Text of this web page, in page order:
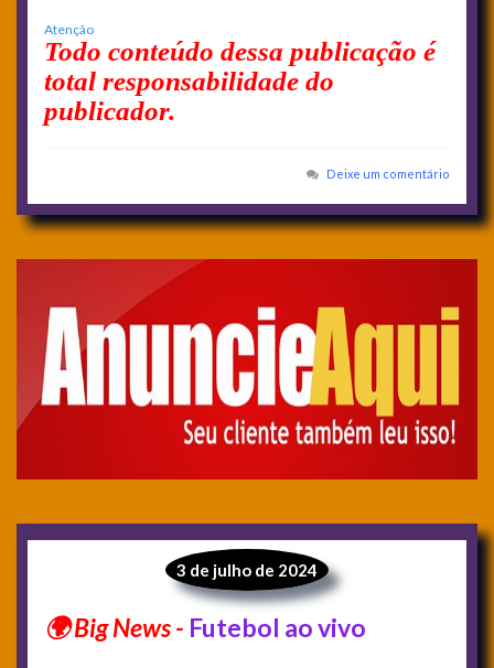
Atenção
Todo conteúdo dessa publicação é
total responsabilidade do
publicador.
Deixe um comentário
3 de julho de 2024
Futebol ao vivo